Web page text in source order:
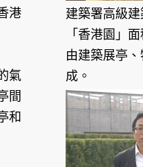
港
氣
間
和
建築署高級建
「香港園」
由建築展亭
成。